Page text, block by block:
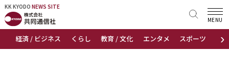
KK KYODO NEWS SITE
›
経済 / ビジネス くらし 教育 / 文化 エンタメ スポーツ 地域
MENU
KK KYODONEWS SITE
トップページ